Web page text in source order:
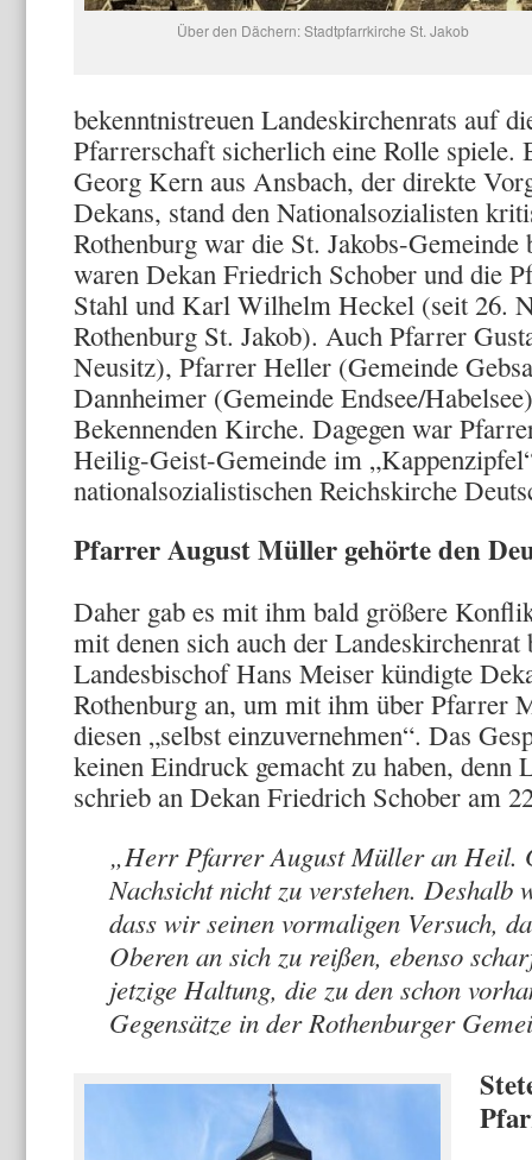
Über den Dächern: Stadtpfarrkirche St. Jakob
bekenntnistreuen Landeskirchenrats auf
Pfarrerschaft sicherlich eine Rolle spiele.
Georg Kern aus Ansbach, der direkte
Dekans, stand den Nationalsozialisten
Rothenburg war die St. Jakobs-
waren Dekan Friedrich Schober und die
Stahl und Karl Wilhelm Heckel (seit 26.
Rothenburg St. Jakob). Auch Pfarrer
Neusitz), Pfarrer Heller (Gemeinde
Dannheimer (Gemeinde Endsee/
Bekennenden Kirche. Dagegen war
Heilig-Geist-Gemeinde im
nationalsozialistischen Reichskirche
Pfarrer August Müller gehörte den
Daher gab es mit ihm bald größere
mit denen sich auch der Landeskirchenrat
Landesbischof Hans Meiser kündigte
Rothenburg an, um mit ihm über Pfarrer
diesen „selbst einzuvernehmen“. Das
keinen Eindruck gemacht zu haben, denn
schrieb an Dekan Friedrich Schober am
„Herr Pfarrer August Müller an Heil.
Nachsicht nicht zu verstehen. Deshalb
dass wir seinen vormaligen Versuch,
Oberen an sich zu reißen, ebenso
jetzige Haltung, die zu den schon
Gegensätze in der Rothenburger